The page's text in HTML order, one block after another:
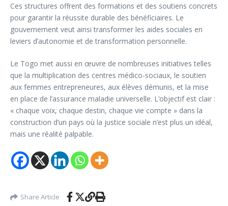
Ces structures offrent des formations et des soutiens concrets
pour garantir la réussite durable des bénéficiaires. Le
gouvernement veut ainsi transformer les aides sociales en
leviers d’autonomie et de transformation personnelle.
Le Togo met aussi en œuvre de nombreuses initiatives telles
que la multiplication des centres médico-sociaux, le soutien
aux femmes entrepreneures, aux élèves démunis, et la mise
en place de l’assurance maladie universelle. L’objectif est clair :
« chaque voix, chaque destin, chaque vie compte » dans la
construction d’un pays où la justice sociale n’est plus un idéal,
mais une réalité palpable.
Share Article